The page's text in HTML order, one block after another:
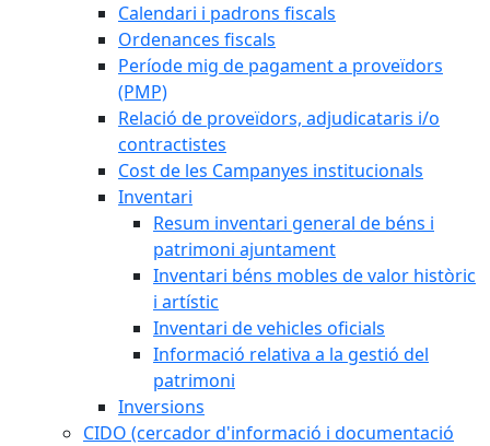
Calendari i padrons fiscals
Ordenances fiscals
Període mig de pagament a proveïdors
(PMP)
Relació de proveïdors, adjudicataris i/o
contractistes
Cost de les Campanyes institucionals
Inventari
Resum inventari general de béns i
patrimoni ajuntament
Inventari béns mobles de valor històric
i artístic
Inventari de vehicles oficials
Informació relativa a la gestió del
patrimoni
Inversions
CIDO (cercador d'informació i documentació